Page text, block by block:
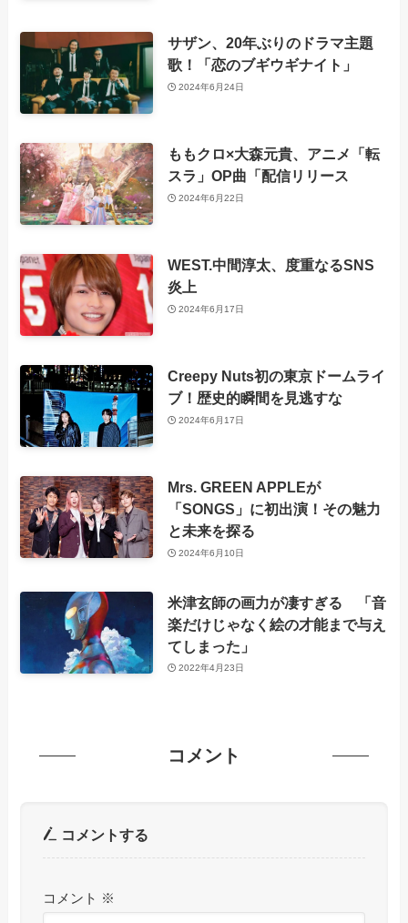
サザン、20年ぶりのドラマ主題
歌！「恋のブギウギナイト」
2024年6月24日
ももクロ×大森元貴、アニメ「転
スラ」OP曲「配信リリース
2024年6月22日
WEST.中間淳太、度重なるSNS
炎上
2024年6月17日
Creepy Nuts初の東京ドームライ
ブ！歴史的瞬間を見逃すな
2024年6月17日
Mrs. GREEN APPLEが
「SONGS」に初出演！その魅力
と未来を探る
2024年6月10日
米津玄師の画力が凄すぎる 「音
楽だけじゃなく絵の才能まで与え
てしまった」
2022年4月23日
コメント
コメントする
コメント ※